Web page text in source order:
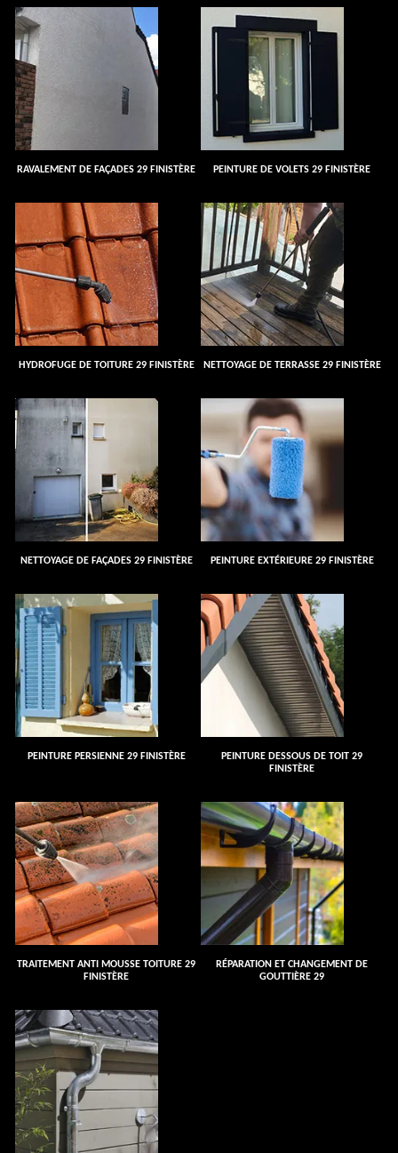
RAVALEMENT DE FAÇADES 29 FINISTÈRE PEINTURE DE VOLETS 29 FINISTÈRE
HYDROFUGE DE TOITURE 29 FINISTÈRE NETTOYAGE DE TERRASSE 29 FINISTÈRE
NETTOYAGE DE FAÇADES 29 FINISTÈRE PEINTURE EXTÉRIEURE 29 FINISTÈRE
PEINTURE PERSIENNE 29 FINISTÈRE
PEINTURE DESSOUS DE TOIT 29
FINISTÈRE
TRAITEMENT ANTI MOUSSE TOITURE 29
FINISTÈRE
RÉPARATION ET CHANGEMENT DE
GOUTTIÈRE 29